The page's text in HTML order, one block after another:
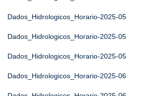
Dados_Hidrologicos_Horario-2025-05
Dados_Hidrologicos_Horario-2025-05
Dados_Hidrologicos_Horario-2025-05
Dados_Hidrologicos_Horario-2025-06